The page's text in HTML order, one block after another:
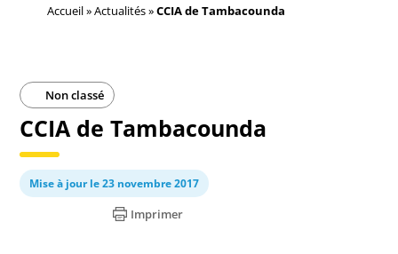
Accueil»Actualités»CCIA de Tambacounda
Non classé
CCIA de Tambacounda
Mise à jour le 23 novembre 2017
Imprimer